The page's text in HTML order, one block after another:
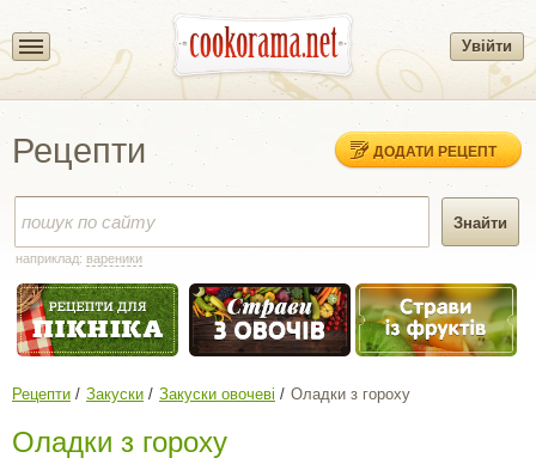
Увійти
Рецепти ДОДАТИ РЕЦЕПТ
наприклад: вареники
Рецепти Закуски Закуски овочеві Оладки з гороху
Оладки з гороху